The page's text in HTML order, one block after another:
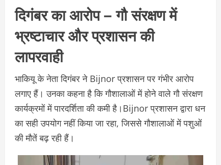
दिगंबर का आरोप – गौ संरक्षण में
भ्रष्टाचार और प्रशासन की
लापरवाही
भाकियू के नेता दिगंबर ने Bijnor प्रशासन पर गंभीर आरोप
लगाए हैं। उनका कहना है कि गौशालाओं में होने वाले गौ संरक्षण
कार्यक्रमों में पारदर्शिता की कमी है।Bijnor प्रशासन द्वारा धन
का सही उपयोग नहीं किया जा रहा, जिससे गौशालाओं में पशुओं
की मौतें बढ़ रही हैं।